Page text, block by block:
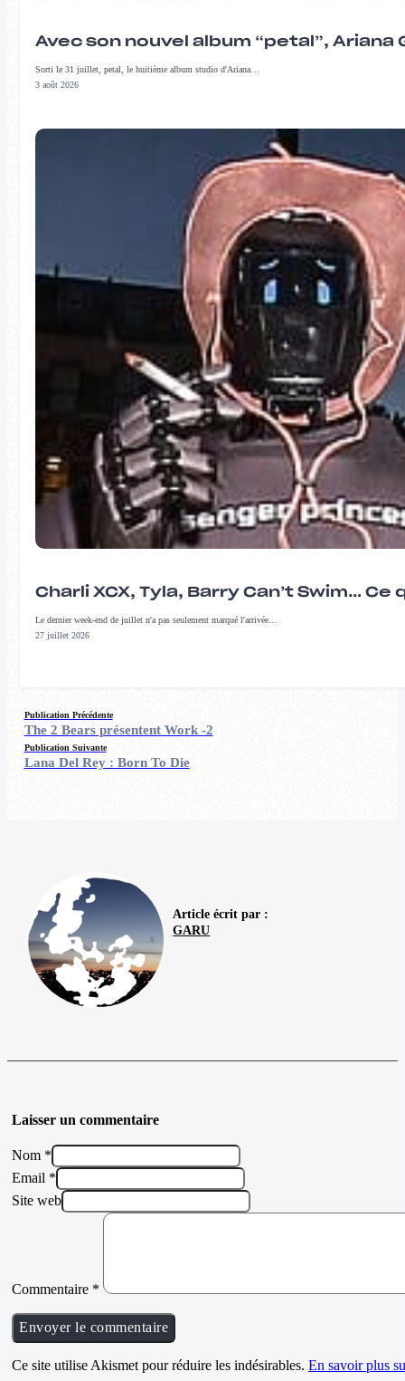
Avec son nouvel album “petal”,
Sorti le 31 juillet, petal, le huitième album studio d'Ariana…
3 août 2026
Charli XCX, Tyla, Barry Can’t Swim…
Le dernier week-end de juillet n'a pas seulement marqué l'arrivée…
27 juillet 2026
Publication Précédente
The 2 Bears présentent Work -2
Publication Suivante
Lana Del Rey : Born To Die
Article écrit par :
GARU
Laisser un commentaire
Nom *
Email *
Site web
Commentaire *
Ce site utilise Akismet pour réduire les indésirables. En savoir plus